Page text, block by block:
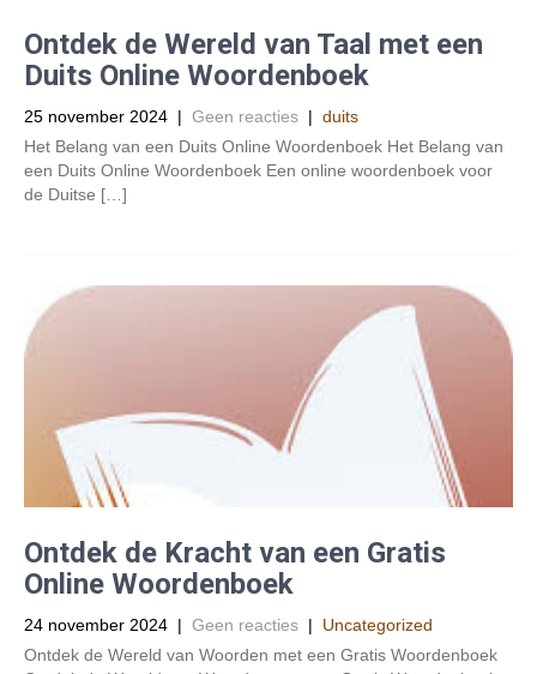
Ontdek de Wereld van Taal met een
Duits Online Woordenboek
25 november 2024 | Geen reacties | duits
Het Belang van een Duits Online Woordenboek Het Belang van
een Duits Online Woordenboek Een online woordenboek voor
de Duitse […]
Ontdek de Kracht van een Gratis
Online Woordenboek
24 november 2024 | Geen reacties | Uncategorized
Ontdek de Wereld van Woorden met een Gratis Woordenboek